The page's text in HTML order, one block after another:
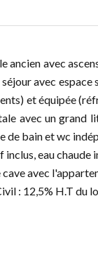
ancien avec
avec
et équipée
avec un
de bain et wc
eau
avec
: 12,5% H.T du